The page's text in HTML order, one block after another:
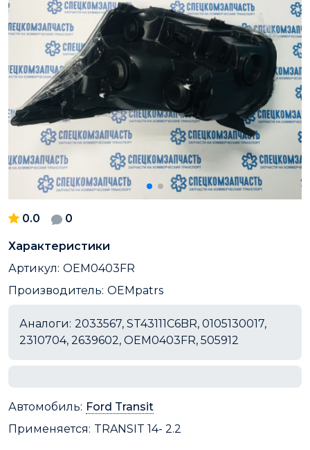
0.0 0
Характеристики
Артикул: OEM0403FR
Производитель: OEMpatrs
Аналоги: 2033567, ST43111C6BR, 0105130017,
2310704, 2639602, OEM0403FR, 505912
Автомобиль: Ford Transit
Применяется: TRANSIT 14- 2.2